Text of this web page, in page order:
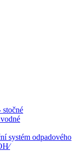
stočné
systém odpadového